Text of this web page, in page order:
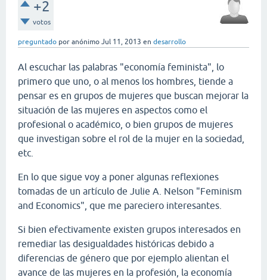
+2
votos
preguntado por anónimo Jul 11, 2013 en desarrollo
Al escuchar las palabras "economía feminista", lo
primero que uno, o al menos los hombres, tiende a
pensar es en grupos de mujeres que buscan mejorar la
situación de las mujeres en aspectos como el
profesional o académico, o bien grupos de mujeres
que investigan sobre el rol de la mujer en la sociedad,
etc.
En lo que sigue voy a poner algunas reflexiones
tomadas de un artículo de Julie A. Nelson "Feminism
and Economics", que me pareciero interesantes.
Si bien efectivamente existen grupos interesados en
remediar las desigualdades históricas debido a
diferencias de género que por ejemplo alientan el
avance de las mujeres en la profesión, la economía